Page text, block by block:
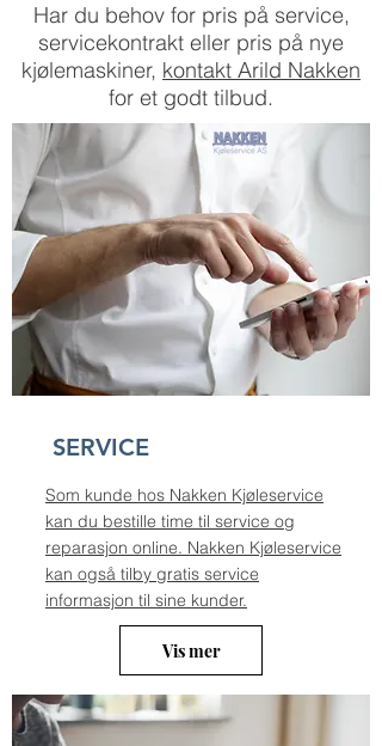
Som kunde hos Nakken Kjøleservice
kan du bestille time til service og
reparasjon online. Nakken Kjøleservice
kan også tilby gratis service
informasjon til sine kunder.
SERVICE
Vis mer
Har du behov for pris på service,
servicekontrakt eller pris på nye
kjølemaskiner, kontakt Arild Nakken
for et godt tilbud.